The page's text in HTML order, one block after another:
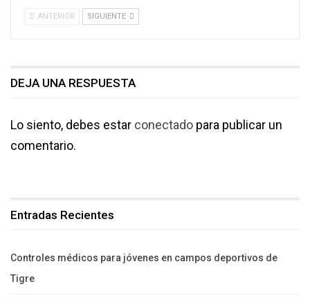
ANTERIOR SIGUIENTE
DEJA UNA RESPUESTA
Lo siento, debes estar conectado para publicar un
comentario.
Entradas Recientes
Controles médicos para jóvenes en campos deportivos de
Tigre